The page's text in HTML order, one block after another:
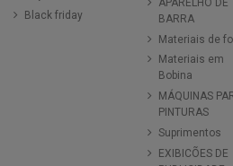
Black friday
APARELHO DE
BARRA
Materiais de
Materiais em
Bobina
MÁQUINAS
PINTURAS
Suprimentos
EXIBICÕES DE